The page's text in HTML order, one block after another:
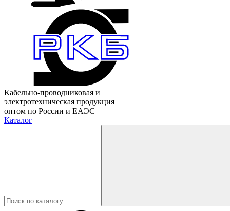
Кабельно-проводниковая и
электротехническая продукция
оптом по России и ЕАЭС
Каталог